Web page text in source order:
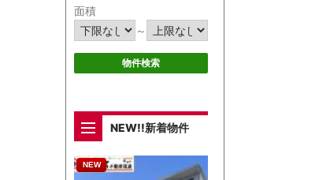
面積
～
NEW!!新着物件
NEW